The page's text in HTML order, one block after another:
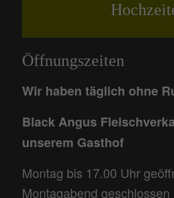
Öffnungszeiten
Wir haben täglich ohne
Black Angus
unserem Gasthof
Montag bis 17.00 Uhr
Montagabend